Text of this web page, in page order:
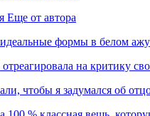
Еще от автора
формы в белом
на критику
чтобы я задумался об